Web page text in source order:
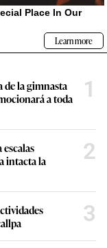
de la gimnasta
a toda
1
intacta la
2
3